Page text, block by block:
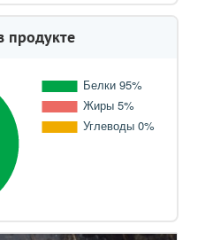
продукте